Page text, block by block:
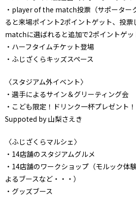
・player of the match投票（サポーター
ると来場ポイント2ポイントゲット、投
matchに選ばれると追加で2ポイントゲッ
・ハーフタイムチケット登場
・ふじざくらキッズスペース
〈スタジアム外イベント〉
・選手によるサイン＆グリーティング会
・こども限定！ドリンク一杯プレゼント
Suppoted by 山梨さえき
〈ふじざくらマルシェ〉
・14店舗のスタジアムグルメ
・14店舗のワークショップ（モルック体
よるブースなど・・・）
・グッズブース